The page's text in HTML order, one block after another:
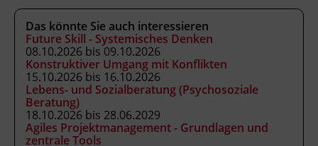
weitergeben sollen
technische Spezialist_innen
Berater_innen und Coaches
Selbständige Expert_innen
Interne Trainer_innen in Unternehmen
Führungskräfte mit
Schulungsaufgaben
Das könnte Sie auch interessieren
Future Skill - Systemisches Denken
08.10.2026 bis 09.10.2026
Konstruktiver Umgang mit Konflikten
15.10.2026 bis 16.10.2026
Lebens- und Sozialberatung (Psychosoziale
Beratung)
18.10.2026 bis 28.06.2029
Agiles Projektmanagement - Grundlagen und
zentrale Tools